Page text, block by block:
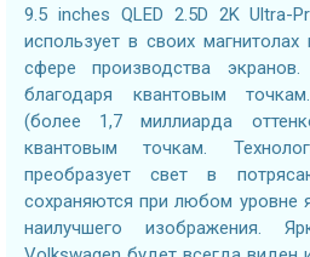
9.5 inches QLED 2.5D 2K Ultra-
использует в своих магнитолах
сфере производства
благодаря квантовым
(более 1,7 миллиарда
квантовым точкам.
преобразует свет в
сохраняются при любом уровне
наилучшего изображения.